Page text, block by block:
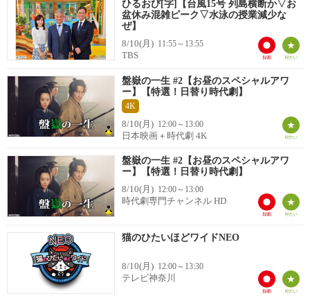
ひるおび[字]【台風15号 列島横断か▽お
盆休み混雑ピーク▽水泳の授業減少な
ぜ】
8/10(月) 11:55～13:55
TBS
盤嶽の一生 #2【お昼のスペシャルアワ
ー】【特選！日替り時代劇】
4K
8/10(月) 12:00～13:00
日本映画＋時代劇 4K
盤嶽の一生 #2【お昼のスペシャルアワ
ー】【特選！日替り時代劇】
8/10(月) 12:00～13:00
時代劇専門チャンネル HD
猫のひたいほどワイドNEO
8/10(月) 12:00～13:30
テレビ神奈川